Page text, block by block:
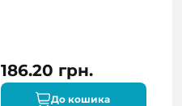
186.20 грн.
До кошика